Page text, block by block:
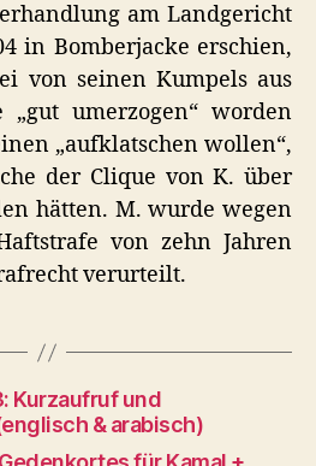
am Landgericht
in Bomberjacke erschien,
von seinen Kumpels aus
„gut umerzogen“ worden
„aufklatschen wollen“,
der Clique von K. über
hätten. M. wurde wegen
von zehn Jahren
verurteilt.
Kurzaufruf und
& arabisch)